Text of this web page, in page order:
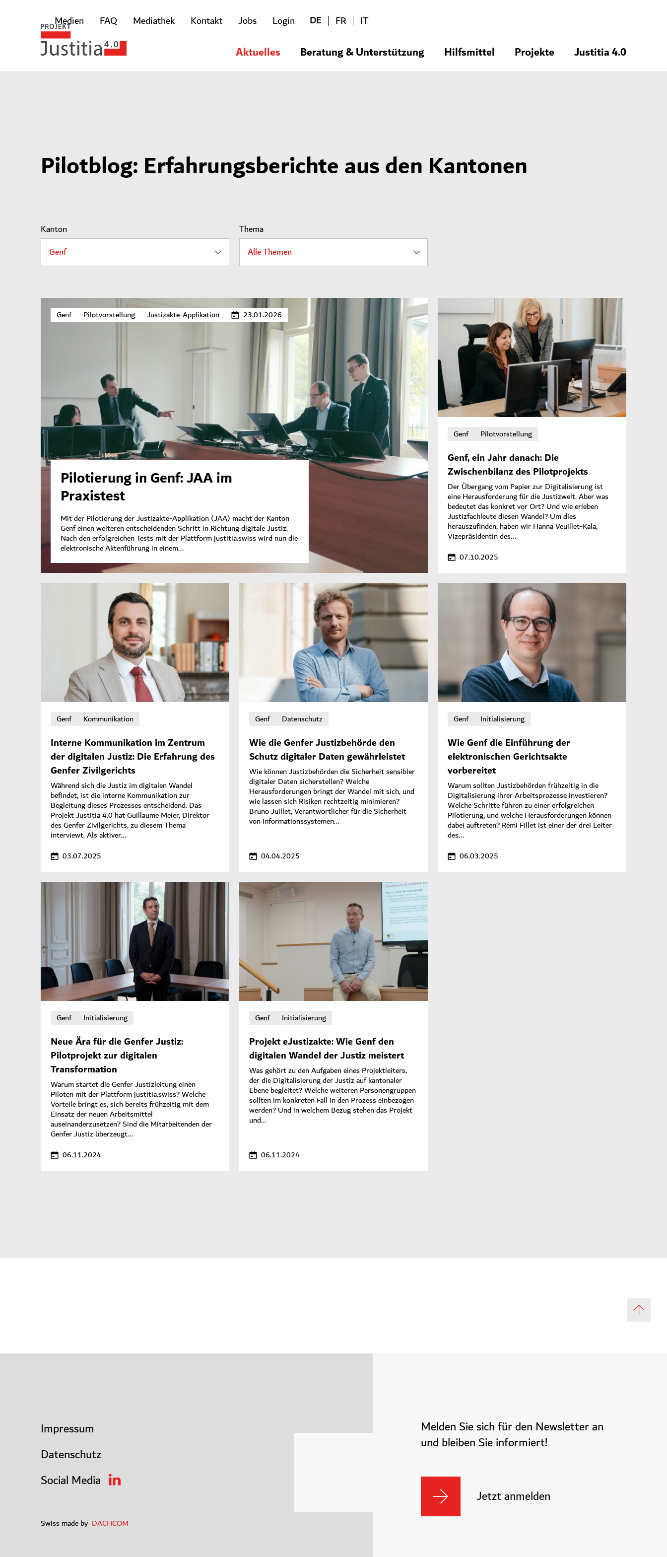
Medien FAQ Mediathek Kontakt Jobs Login DE FR IT
Aktuelles Beratung & Unterstützung Hilfsmittel Projekte Justitia 4.0
Pilotblog: Erfahrungsberichte aus den Kantonen
Kanton Thema
Genf Pilotvorstellung Justizakte-Applikation 23.01.2026
Pilotierung in Genf: JAA im
Praxistest
Mit der Pilotierung der Justizakte-Applikation (JAA) macht der Kanton
Genf einen weiteren entscheidenden Schritt in Richtung digitale Justiz.
Nach den erfolgreichen Tests mit der Plattform justitia.swiss wird nun die
elektronische Aktenführung in einem...
Genf Pilotvorstellung
Genf, ein Jahr danach: Die
Zwischenbilanz des Pilotprojekts
Der Übergang vom Papier zur Digitalisierung ist
eine Herausforderung für die Justizwelt. Aber was
bedeutet das konkret vor Ort? Und wie erleben
Justizfachleute diesen Wandel? Um dies
herauszufinden, haben wir Hanna Veuillet-Kala,
Vizepräsidentin des...
07.10.2025
Genf Kommunikation
Interne Kommunikation im Zentrum
der digitalen Justiz: Die Erfahrung des
Genfer Zivilgerichts
Während sich die Justiz im digitalen Wandel
befindet, ist die interne Kommunikation zur
Begleitung dieses Prozesses entscheidend. Das
Projekt Justitia 4.0 hat Guillaume Meier, Direktor
des Genfer Zivilgerichts, zu diesem Thema
interviewt. Als aktiver...
03.07.2025
Genf Datenschutz
Wie die Genfer Justizbehörde den
Schutz digitaler Daten gewährleistet
Wie können Justizbehörden die Sicherheit sensibler
digitaler Daten sicherstellen? Welche
Herausforderungen bringt der Wandel mit sich, und
wie lassen sich Risiken rechtzeitig minimieren?
Bruno Juillet, Verantwortlicher für die Sicherheit
von Informationssystemen...
04.04.2025
Genf Initialisierung
Wie Genf die Einführung der
elektronischen Gerichtsakte
vorbereitet
Warum sollten Justizbehörden frühzeitig in die
Digitalisierung ihrer Arbeitsprozesse investieren?
Welche Schritte führen zu einer erfolgreichen
Pilotierung, und welche Herausforderungen können
dabei auftreten? Rémi Fillet ist einer der drei Leiter
des...
06.03.2025
Genf Initialisierung
Neue Ära für die Genfer Justiz:
Pilotprojekt zur digitalen
Transformation
Warum startet die Genfer Justizleitung einen
Piloten mit der Plattform justitia.swiss? Welche
Vorteile bringt es, sich bereits frühzeitig mit dem
Einsatz der neuen Arbeitsmittel
auseinanderzusetzen? Sind die Mitarbeitenden der
Genfer Justiz überzeugt...
06.11.2024
Genf Initialisierung
Projekt eJustizakte: Wie Genf den
digitalen Wandel der Justiz meistert
Was gehört zu den Aufgaben eines Projektleiters,
der die Digitalisierung der Justiz auf kantonaler
Ebene begleitet? Welche weiteren Personengruppen
sollten im konkreten Fall in den Prozess einbezogen
werden? Und in welchem Bezug stehen das Projekt
und...
06.11.2024
Impressum
Datenschutz
Social Media
Swiss made by DACHCOM
Melden Sie sich für den Newsletter an
und bleiben Sie informiert!
Jetzt anmelden